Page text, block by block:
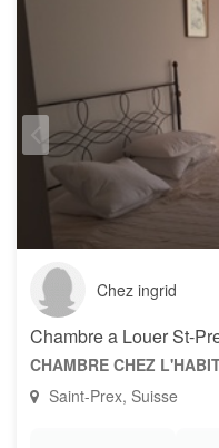
Chez ingrid
Chambre a Louer St-
CHAMBRE CHEZ
Saint-Prex, Suisse